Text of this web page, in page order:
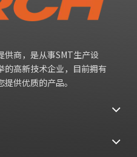
供商，是从事SMT生产设
的高新技术企业，目前拥有
供优质的产品。